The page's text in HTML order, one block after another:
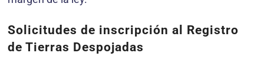
Solicitudes de inscripción al Registro
de Tierras Despojadas